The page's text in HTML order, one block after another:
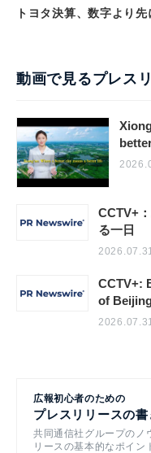
トヨタ決算、数字より先
動画で見るプレス
CCTV+
る一日
CCTV+:
of
広報初心者のための
プレスリリースの書
共同通信社グループのノ
リースの基本的なポイン